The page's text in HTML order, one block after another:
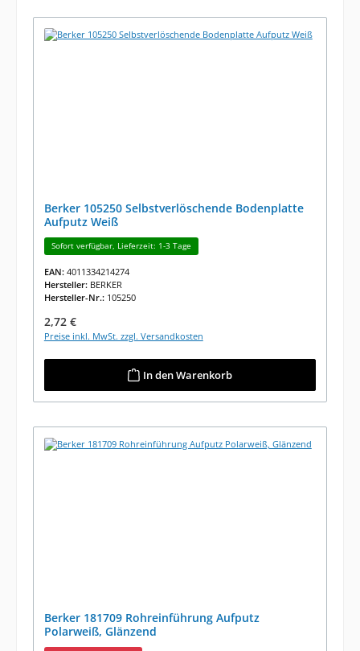
Berker 105250 Selbstverlöschende Bodenplatte
Aufputz Weiß
Sofort verfügbar, Lieferzeit: 1-3 Tage
EAN: 4011334214274
Hersteller: BERKER
Hersteller-Nr.: 105250
Regulärer Preis:
2,72 €
Preise inkl. MwSt. zzgl. Versandkosten
In den Warenkorb
Berker 181709 Rohreinführung Aufputz
Polarweiß, Glänzend